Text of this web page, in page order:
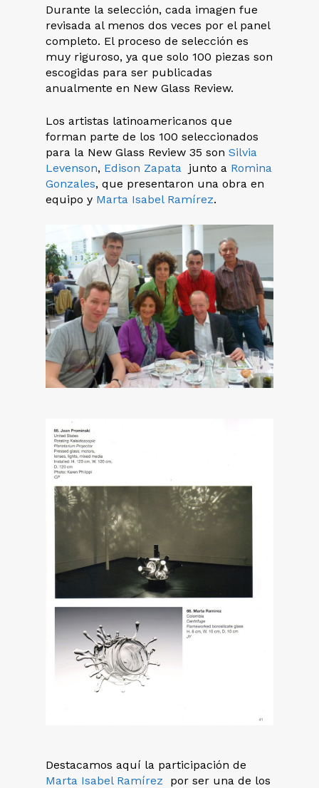
Durante la selección, cada imagen fue
revisada al menos dos veces por el panel
completo. El proceso de selección es
muy riguroso, ya que solo 100 piezas son
escogidas para ser publicadas
anualmente en New Glass Review.
Los artistas latinoamericanos que
forman parte de los 100 seleccionados
para la New Glass Review 35 son Silvia
Levenson, Edison Zapata junto a Romina
Gonzales, que presentaron una obra en
equipo y Marta Isabel Ramírez.
Destacamos aquí la participación de
Marta Isabel Ramírez por ser una de los